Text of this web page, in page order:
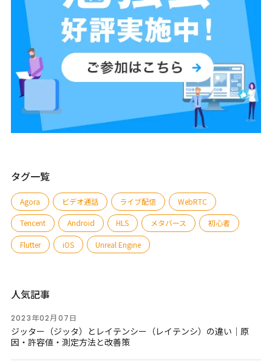
タグ一覧
Agora ビデオ通話 ライブ配信 WebRTC
Tencent Android HLS メタバース 初心者
Flutter iOS Unreal Engine
人気記事
2023年02月07日
ジッター（ジッタ）とレイテンシー（レイテンシ）の違い｜原
因・許容値・測定方法と改善策